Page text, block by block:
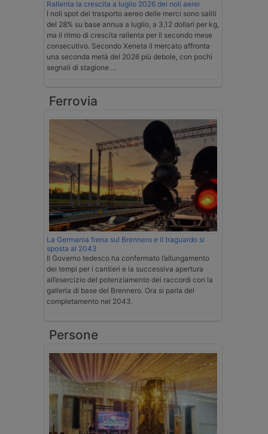
Rallenta la crescita a luglio 2026 dei noli aerei
I noli spot del trasporto aereo delle merci sono saliti
del 28% su base annua a luglio, a 3,12 dollari per kg,
ma il ritmo di crescita rallenta per il secondo mese
consecutivo. Secondo Xeneta il mercato affronta
una seconda metà del 2026 più debole, con pochi
segnali di stagione …
Ferrovia
La Germania frena sul Brennero e il traguardo si
sposta al 2043
Il Governo tedesco ha confermato l’allungamento
dei tempi per i cantieri e la successiva apertura
all’esercizio del potenziamento dei raccordi con la
galleria di base del Brennero. Ora si parla del
completamento nel 2043.
Persone